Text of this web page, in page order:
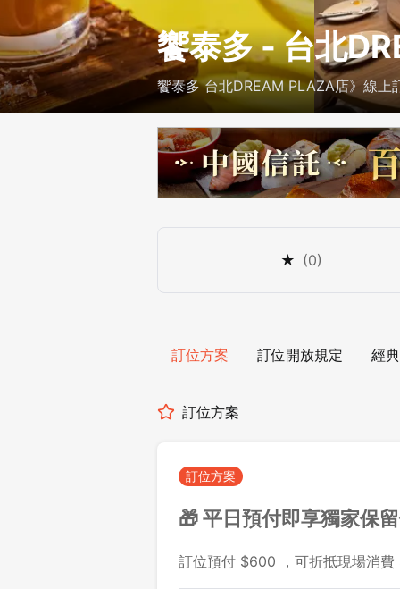
饗泰多 - 台北
饗泰多 台北DREAM PLAZA店》線上
★ (0)
訂位方案 訂位開放規定 經
訂位方案
訂位方案
🎁 平日預付即享獨家保
訂位預付 $600 ，可折抵現場消